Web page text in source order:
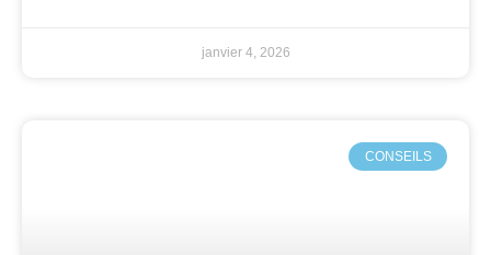
janvier 4, 2026
CONSEILS